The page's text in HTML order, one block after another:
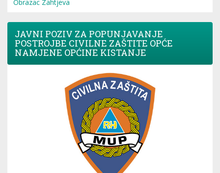
Obrazac Zahtjeva
JAVNI POZIV ZA POPUNJAVANJE
POSTROJBE CIVILNE ZAŠTITE OPĆE
NAMJENE OPĆINE KISTANJE